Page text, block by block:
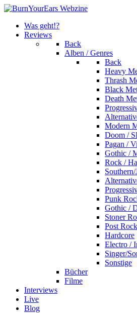
Was geht!?
Reviews
Back
Alben / Genres
Back
Heavy
Thrash
Black
Death
Modern
Doom /
Pagan /
Gothic /
Rock /
Punk
Gothic /
Stoner
Post
Hardcore
Electro /
Singer/
Sonstige
Bücher
Filme
Interviews
Live
Blog